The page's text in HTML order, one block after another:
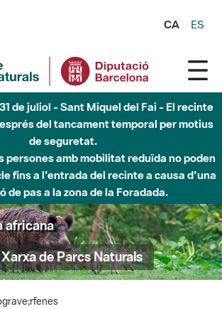
CA ES
de juliol - Sant Miquel del Fai - El recinte
del tancament temporal per motius
de seguretat.
persones amb mobilitat reduïda no poden
fins a l'entrada del recinte a causa d'una
de pas a la zona de la Foradada.
africana
de Parcs Naturals